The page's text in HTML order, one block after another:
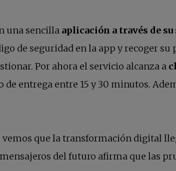
una sencilla aplicación a través de
de seguridad en la app y recoger su
Por ahora el servicio alcanza a
entrega entre 15 y 30 minutos.
se abre en una pestaña nueva
vemos que la transformación digital
del futuro afirma que las